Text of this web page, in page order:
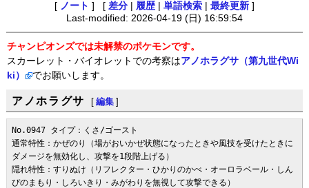
[ ノート ] [ 差分 履歴 単語検索 最終更新 ]
Last-modified: 2026-04-19 (日) 16:59:54
チャンピオンズでは未解禁のポケモンです。
スカーレット・バイオレットでの考察はアノホラグサ（第九世代Wi
ki）
でお願いします。
アノホラグサ [ 編集 ]
No.0947 タイプ：くさ/ゴースト
通常特性：かぜのり（場がおいかぜ状態になったときや風技を受けたときに
ダメージを無効化し、攻撃を1段階上げる）
隠れ特性：すりぬけ（リフレクター・ひかりのかべ・オーロラベール・しん
ぴのまもり・しろいきり・みがわりを無視して攻撃できる）